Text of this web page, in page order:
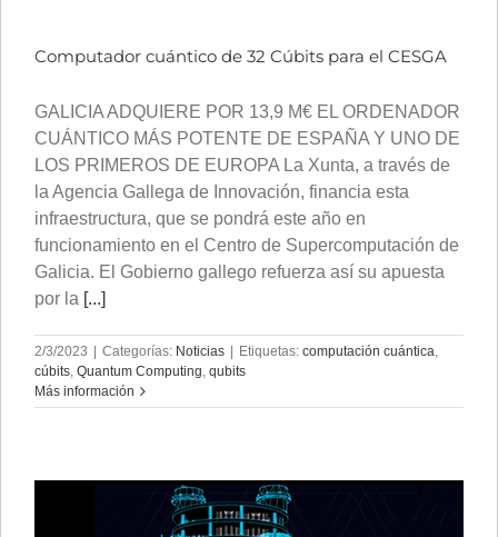
Computador cuántico de 32 Cúbits para el CESGA
GALICIA ADQUIERE POR 13,9 M€ EL ORDENADOR
CUÁNTICO MÁS POTENTE DE ESPAÑA Y UNO DE
LOS PRIMEROS DE EUROPA La Xunta, a través de
la Agencia Gallega de Innovación, financia esta
infraestructura, que se pondrá este año en
funcionamiento en el Centro de Supercomputación de
Galicia. El Gobierno gallego refuerza así su apuesta
por la [...]
2/3/2023 | Categorías: Noticias | Etiquetas: computación cuántica
cúbits Quantum Computing qubits
Más información